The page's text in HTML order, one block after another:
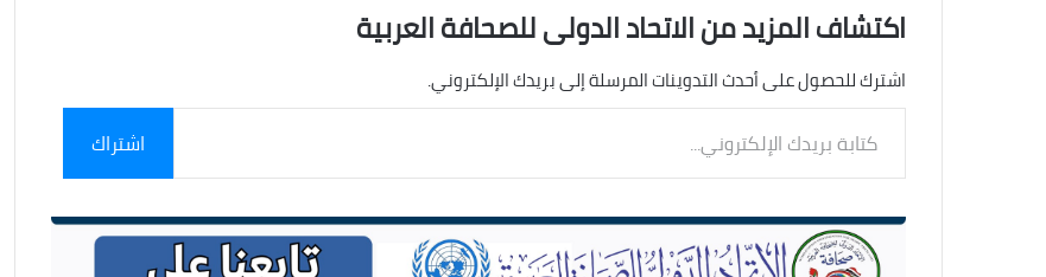
اكتشاف المزيد من الاتحاد الدولى للصحافة العربية
اشترك للحصول على أحدث التدوينات المرسلة إلى بريدك الإلكتروني.
الإلكتروني...
اشتراك